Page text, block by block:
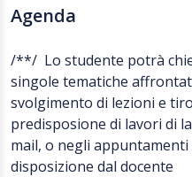
Agenda
/**/ Lo studente potrà
singole tematiche
svolgimento di lezioni e
predisposione di lavori di
mail, o negli
disposizione dal docente